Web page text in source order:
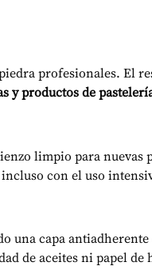
profesionales. El
y productos de
limpio para
con el uso
una capa
de aceites ni papel de